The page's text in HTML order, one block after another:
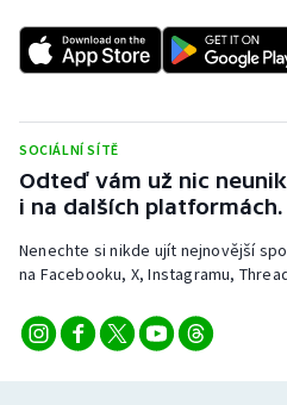
SOCIÁLNÍ SÍTĚ
Odteď vám už nic
i na dalších platformách.
Nenechte si nikde ujít nejnovější
na Facebooku, X, Instagramu,